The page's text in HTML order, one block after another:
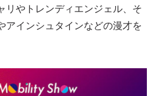
リやトレンディエンジェル、そ
アインシュタインなどの漫才を